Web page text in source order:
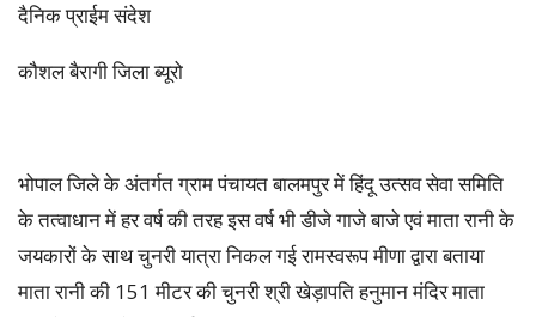
दैनिक प्राईम संदेश
कौशल बैरागी जिला ब्यूरो
भोपाल जिले के अंतर्गत ग्राम पंचायत बालमपुर में हिंदू उत्सव सेवा समिति
के तत्वाधान में हर वर्ष की तरह इस वर्ष भी डीजे गाजे बाजे एवं माता रानी के
जयकारों के साथ चुनरी यात्रा निकल गई रामस्वरूप मीणा द्वारा बताया
माता रानी की 151 मीटर की चुनरी श्री खेड़ापति हनुमान मंदिर माता